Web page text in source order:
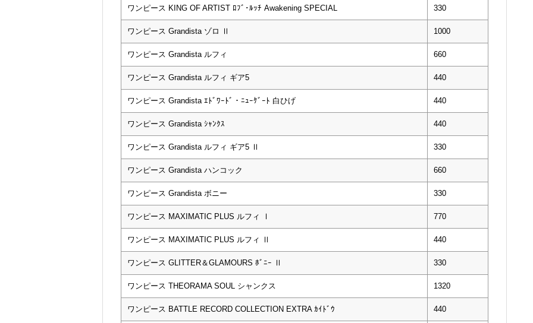
ワンピース KING OF ARTIST ﾛﾌﾞ･ﾙｯﾁ Awakening SPECIAL 330
ワンピース Grandista ゾロ Ⅱ 1000
ワンピース Grandista ルフィ 660
ワンピース Grandista ルフィ ギア5 440
ワンピース Grandista ｴﾄﾞﾜｰﾄﾞ・ﾆｭｰｹﾞｰﾄ 白ひげ 440
ワンピース Grandista ｼｬﾝｸｽ 440
ワンピース Grandista ルフィ ギア5 Ⅱ 330
ワンピース Grandista ハンコック 660
ワンピース Grandista ボニー 330
ワンピース MAXIMATIC PLUS ルフィ Ⅰ 770
ワンピース MAXIMATIC PLUS ルフィ Ⅱ 440
ワンピース GLITTER＆GLAMOURS ﾎﾞﾆｰ Ⅱ 330
ワンピース THEORAMA SOUL シャンクス 1320
ワンピース BATTLE RECORD COLLECTION EXTRA ｶｲﾄﾞｳ 440